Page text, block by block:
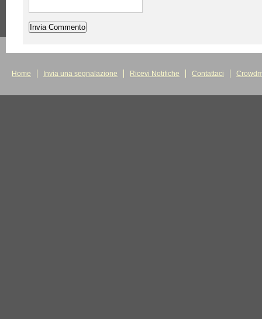
Home Invia una segnalazione Ricevi Notifiche Contattaci